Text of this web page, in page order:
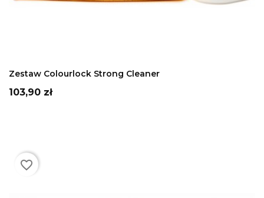
Zestaw Colourlock Strong Cleaner
Cena
103,90 zł
favorite_border